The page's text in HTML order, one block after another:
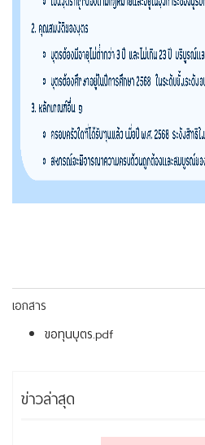
เอกสาร
ขอทุนบุตร.pdf
ข่าวล่าสุด